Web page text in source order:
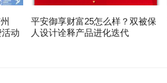
动
平安御享财富25怎么样？双被保
人设计诠释产品进化迭代